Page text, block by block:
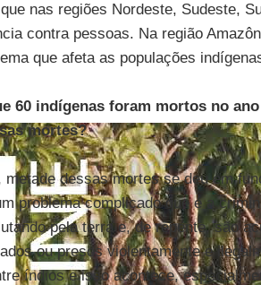
nas regiões Nordeste, Sudeste,
contra pessoas. Na região
que afeta as populações
60 indígenas foram mortos no
mortes?
dessas mortes se deu em
problema complicado que é a
pela terra e, de repente, são
ou presos violentamente e
índios e isso acontece,